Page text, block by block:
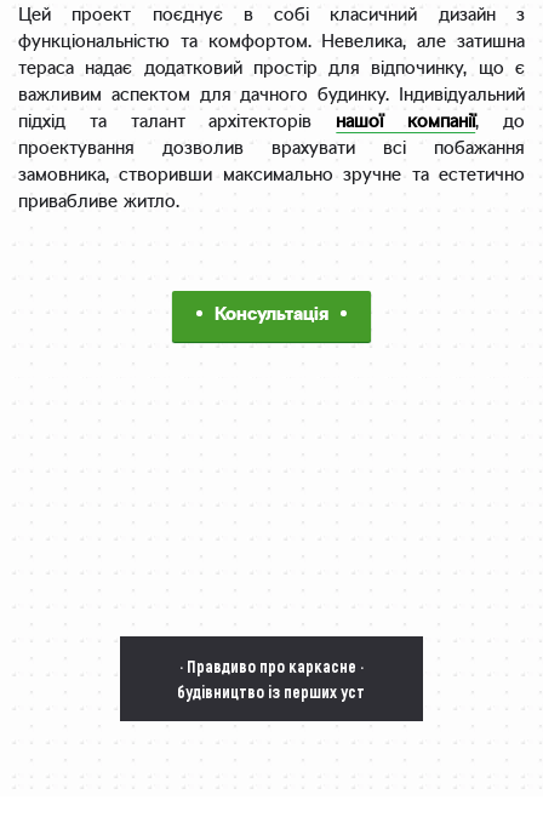
Цей проект поєднує в собі класичний дизайн з
функціональністю та комфортом. Невелика, але затишна
тераса надає додатковий простір для відпочинку, що є
важливим аспектом для дачного будинку. Індивідуальний
підхід та талант архітекторівнашої компанії, до
проектування дозволив врахувати всі побажання
замовника, створивши максимально зручне та естетично
привабливе житло.
Консультація
· Правдиво про каркасне ·
будівництво із перших уст